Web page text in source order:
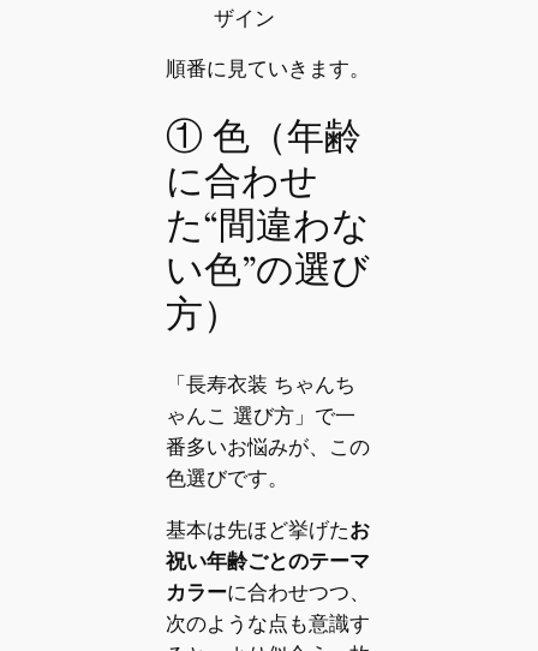
ザイン
順番に見ていきます。
① 色（年齢
に合わせ
た“間違わな
い色”の選び
方）
「長寿衣装 ちゃんち
ゃんこ 選び方」で一
番多いお悩みが、この
色選びです。
基本は先ほど挙げたお
祝い年齢ごとのテーマ
カラーに合わせつつ、
次のような点も意識す